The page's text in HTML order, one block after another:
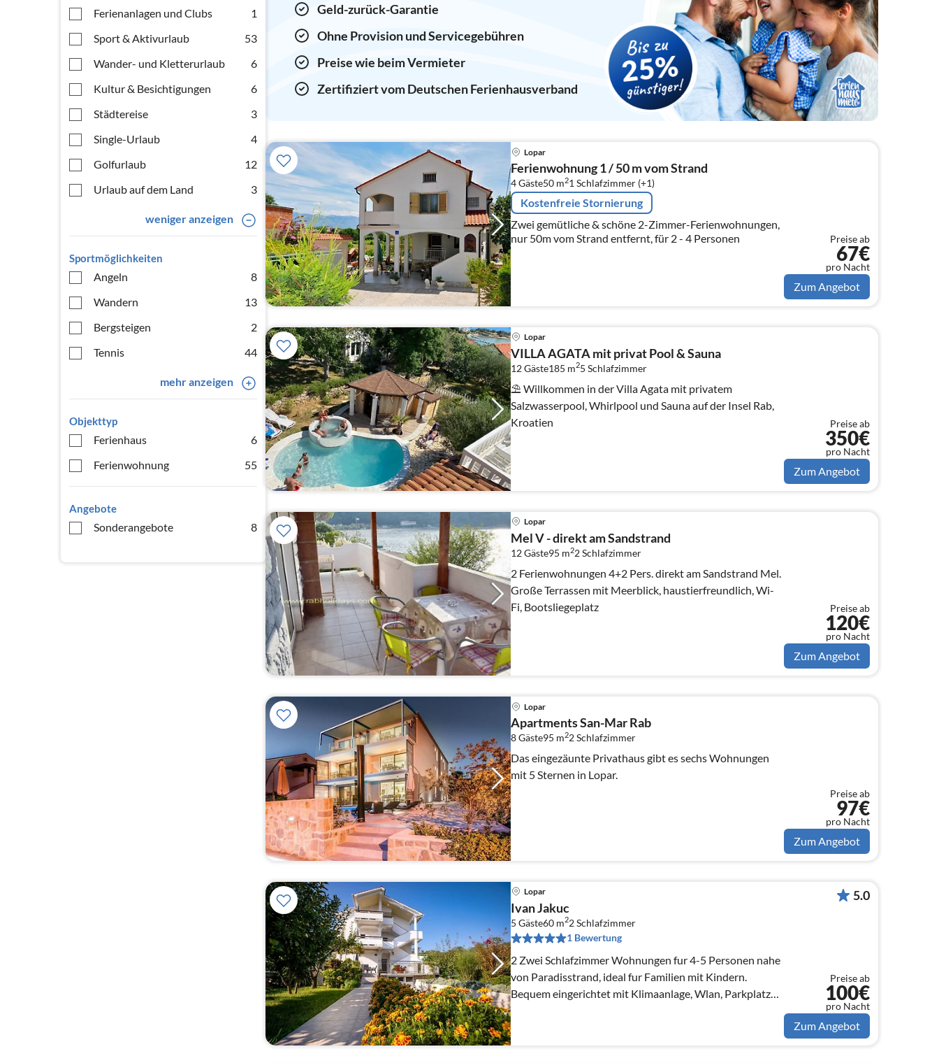
Ferienanlagen und Clubs
1
Sport & Aktivurlaub
53
Wander- und Kletterurlaub
6
Kultur & Besichtigungen
6
Städtereise
3
Single-Urlaub
4
Golfurlaub
12
Urlaub auf dem Land
3
weniger anzeigen
Sportmöglichkeiten
Angeln
8
Wandern
13
Bergsteigen
2
Tennis
44
mehr anzeigen
Objekttyp
Ferienhaus
6
Ferienwohnung
55
Angebote
Sonderangebote 8
Geld-zurück-Garantie
Ohne Provision und Servicegebühren
Preise wie beim Vermieter
Zertifiziert vom Deutschen Ferienhausverband
Lopar
Ferienwohnung 1 / 50 m vom Strand
4 Gäste50 m21Schlafzimmer (+1)
Kostenfreie Stornierung
Zwei gemütliche & schöne 2-Zimmer-Ferienwohnungen,
nur 50m vom Strand entfernt, für 2 - 4 Personen
Preise ab
67€
pro Nacht
Zum Angebot
Lopar
VILLA AGATA mit privat Pool & Sauna
12 Gäste185 m25 Schlafzimmer
⛱ Willkommen in der Villa Agata mit privatem
Salzwasserpool, Whirlpool und Sauna auf der Insel Rab,
Kroatien
Preise ab
350€
pro Nacht
Zum Angebot
Lopar
Mel V - direkt am Sandstrand
12 Gäste95 m22Schlafzimmer
2 Ferienwohnungen 4+2 Pers. direkt am Sandstrand Mel.
Große Terrassen mit Meerblick, haustierfreundlich, Wi-
Fi, Bootsliegeplatz
Preise ab
120€
pro Nacht
Zum Angebot
Lopar
Apartments San-Mar Rab
8 Gäste95 m22Schlafzimmer
Das eingezäunte Privathaus gibt es sechs Wohnungen
mit 5 Sternen in Lopar.
Preise ab
97€
pro Nacht
Zum Angebot
Lopar
Ivan Jakuc
5 Gäste60 m22Schlafzimmer
1 Bewertung
2 Zwei Schlafzimmer Wohnungen fur 4-5 Personen nahe
von Paradisstrand, ideal fur Familien mit Kindern.
Bequem eingerichtet mit Klimaanlage, Wlan, Parkplatz
und Kinderspielplatz.
5.0
Preise ab
100€
pro Nacht
Zum Angebot